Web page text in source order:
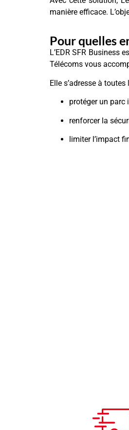
manière efficace.
Pour quelles
L’EDR SFR Business
Télécoms vous
Elle s’adresse à
protéger un parc
renforcer la
limiter l’impact